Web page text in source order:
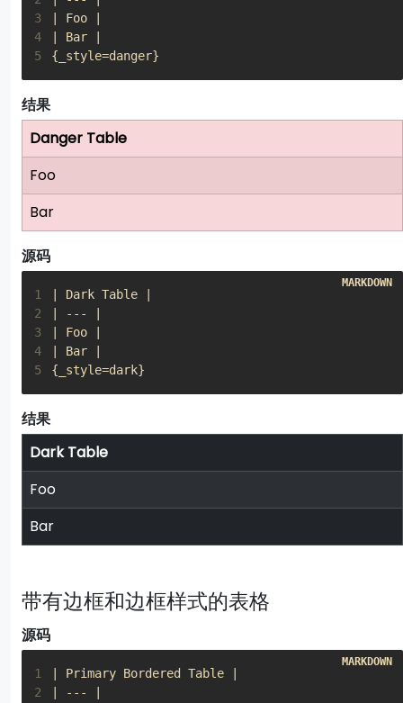
3
4
5
{_style=danger}
结果
Danger Table
Foo
Bar
源码
1
2
3
4
5
{_style=dark}
结果
Dark Table
Foo
Bar
带有边框和边框样式的表格
源码
1
2